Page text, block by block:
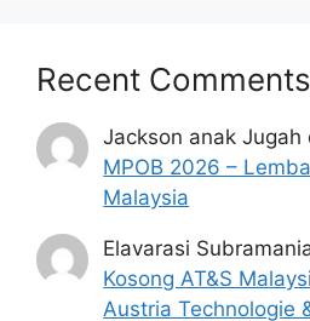
Recent Comments
Jackson anak Jugah
MPOB 2026 –
Malaysia
Elavarasi
Kosong AT&S
Austria Technologie